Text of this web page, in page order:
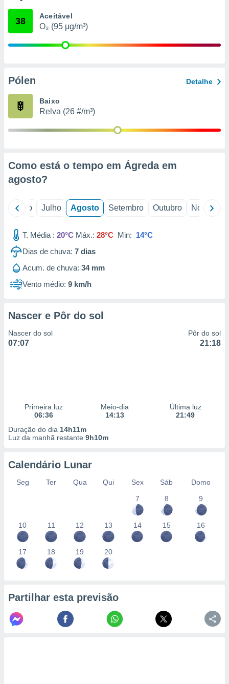
através
de
38 Aceitável
O₃ (95 µg/m³)
Pólen Detalhe
Baixo
Relva (26 #/m³)
Como está o tempo em Ágreda em
agosto?
Junho Julho Agosto Setembro Outubro Novembro
T. Média : 20°C Máx.: 28°C Min: 14°C
Dias de chuva: 7 dias
Acum. de chuva: 34 mm
Vento médio: 9 km/h
Nascer e Pôr do sol
Nascer do sol
07:07
Pôr do sol
21:18
Primeira luz
06:36
Meio-dia
14:13
Última luz
21:49
Duração do dia 14h11m
Luz da manhã restante 9h10m
Calendário Lunar
Seg Ter Qua Qui Sex Sáb
Domo
7
8 9
10 11 12 13 14 15 16
17 18 19 20
Partilhar esta previsão